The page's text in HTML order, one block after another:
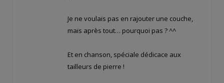
Je ne voulais pas en rajouter une couche,
mais après tout… pourquoi pas ? ^^
Et en chanson, spéciale dédicace aux
tailleurs de pierre !